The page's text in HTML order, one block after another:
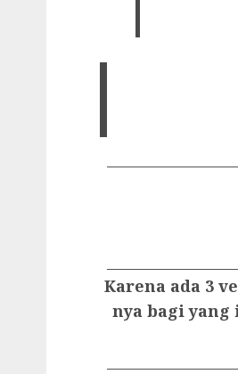
Karena ada 3
nya bagi